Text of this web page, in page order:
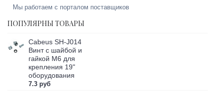
Мы работаем с порталом поставщиков
ПОПУЛЯРНЫ ТОВАРЫ
Cabeus SH-J014
Винт с шайбой и
гайкой M6 для
крепления 19"
оборудования
7.3 руб